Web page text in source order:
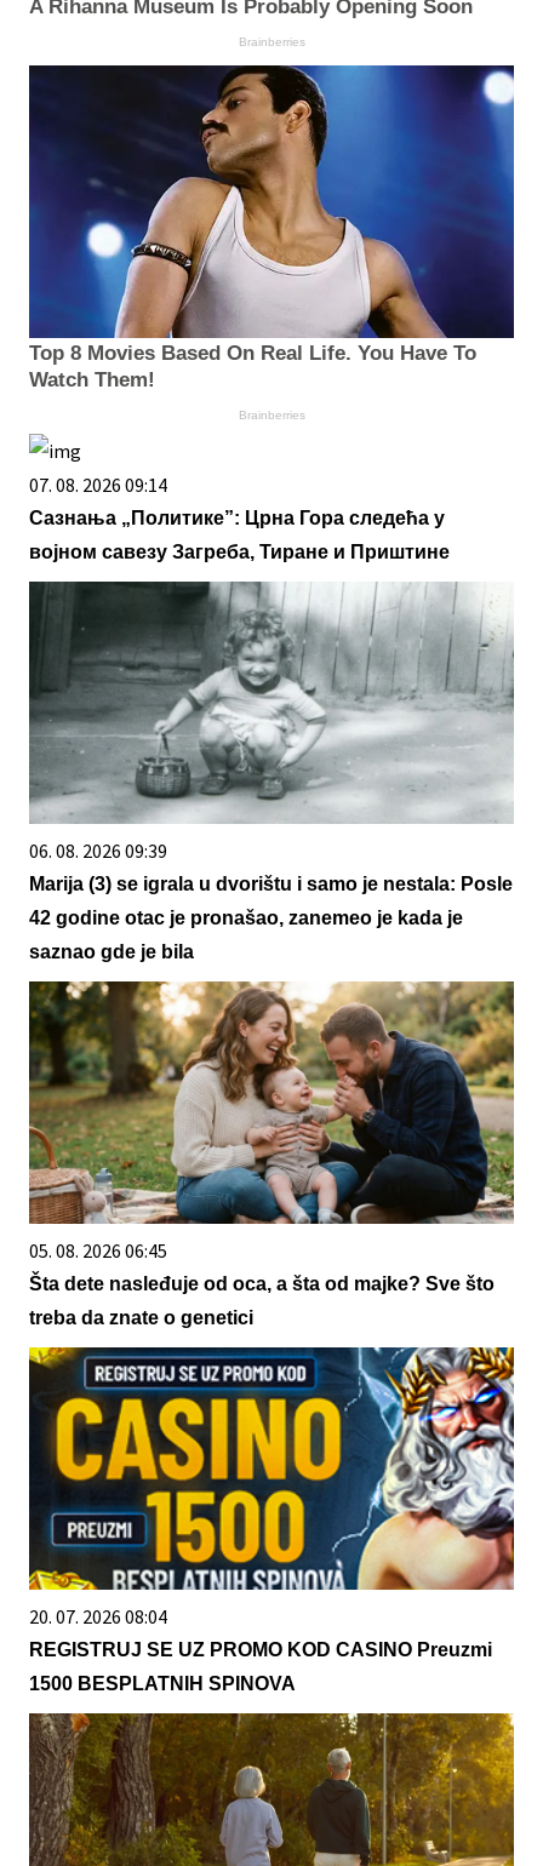
A Rihanna Museum Is Probably Opening Soon
Brainberries
Top 8 Movies Based On Real Life. You Have To
Watch Them!
Brainberries
07. 08. 2026 09:14
Сазнања „Политике”: Црна Гора следећа у
војном савезу Загреба, Тиране и Приштине
06. 08. 2026 09:39
Marija (3) se igrala u dvorištu i samo je nestala: Posle
42 godine otac je pronašao, zanemeo je kada je
saznao gde je bila
05. 08. 2026 06:45
Šta dete nasleđuje od oca, a šta od majke? Sve što
treba da znate o genetici
20. 07. 2026 08:04
REGISTRUJ SE UZ PROMO KOD CASINO Preuzmi
1500 BESPLATNIH SPINOVA